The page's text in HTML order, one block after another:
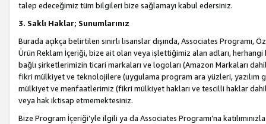
talep edeceğimiz tüm bilgileri bize sağlamayı kabul edersiniz.
3. Saklı Haklar; Sunumlarınız
Burada açıkça belirtilen sınırlı lisanslar dışında, Associates Programı,
Ürün Reklam İçeriği, bize ait olan veya işlettiğimiz alan adları,
bağlı şirketlerimizin ticari markaları ve logoları (Amazon Markaları
fikri mülkiyet ve teknolojilere (uygulama program ara yüzleri,
mülkiyet ve menfaatlerimiz (fikri mülkiyet hakları ve tescilli haklar
veya hak iktisap etmemektesiniz.
Bize Program İçeriği’yle ilgili ya da Associates Programı’na